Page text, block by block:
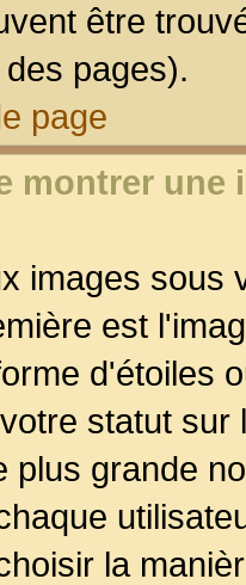
être
pages).
page
montrer une
images sous
est
d'étoiles
statut
plus grande
la